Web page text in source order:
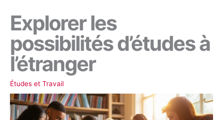
Explorer les
possibilités d’études à
l’étranger
Études et Travail